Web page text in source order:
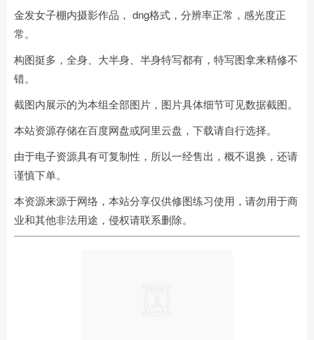
金发女子棚内摄影作品， dng格式，分辨率正常，感光度正
常。
构图挺多，全身、大半身、半身特写都有，特写图拿来精修不
错。
截图内展示的为本组全部图片，图片具体细节可见数据截图。
本站资源存储在百度网盘或阿里云盘，下载请自行选择。
由于电子资源具有可复制性，所以一经售出，概不退换，还请
谨慎下单。
本资源来源于网络，本站分享仅供修图练习使用，请勿用于商
业和其他非法用途，侵权请联系删除。